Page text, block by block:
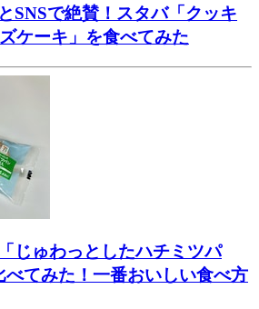
SNSで絶賛！スタバ「クッキ
ケーキ」を食べてみた
じゅわっとしたハチミツパ
べてみた！一番おいしい食べ方